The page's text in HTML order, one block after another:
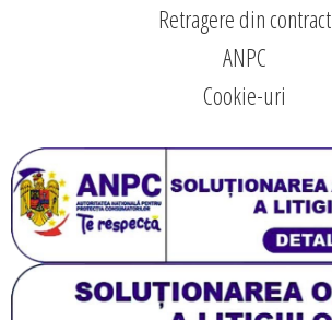
Retragere din contract
ANPC
Cookie-uri